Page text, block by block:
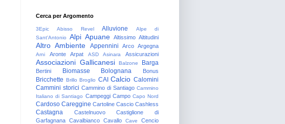
Cerca per Argomento
3Epic Abisso Revel Alluvione
Alpe di
Sant'Antonio
Alpi Apuane Altissimo Altitudini
Altro Ambiente Appennini Arco Argegna
Arni Aronte Arpat ASD Asinara Assicurazioni
Associazioni Gallicanesi Balzone Barga
Bertini Biomasse Bolognana Bonus
Bricchette Brillo Broglio CAI Calcio Calomini
Cammini storici Cammino di Santiago Cammino
Italiano di Santiago Campeggi Campo Capo Nord
Cardoso Careggine Cartoline Cascio Cashless
Castagna Castelnuovo
Castiglione di
Garfagnana Cavalbianco Cavallo Cave Cencio